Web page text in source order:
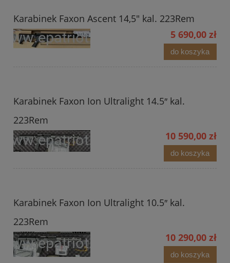
Karabinek Faxon Ascent 14,5" kal. 223Rem
5 690,00 zł
do koszyka
Karabinek Faxon Ion Ultralight 14.5″ kal.
223Rem
10 590,00 zł
do koszyka
Karabinek Faxon Ion Ultralight 10.5″ kal.
223Rem
10 290,00 zł
do koszyka